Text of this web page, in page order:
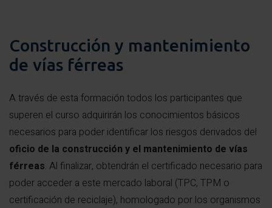
Construcción y mantenimiento
de vías férreas
A través de esta formación todos los participantes que
superen el curso adquirirán los conocimientos básicos
necesarios para poder identificar los riesgos derivados del
oficio de la construcción y el mantenimiento de vías
férreas. Al finalizar, obtendrán el certificado necesario para
poder acceder a este mercado laboral (TPC, TPM o
certificación de reciclaje), homologado por los organismos